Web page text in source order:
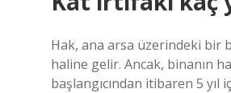
Hak, ana arsa üzerindeki bir
haline gelir. Ancak, binanın
başlangıcından itibaren 5